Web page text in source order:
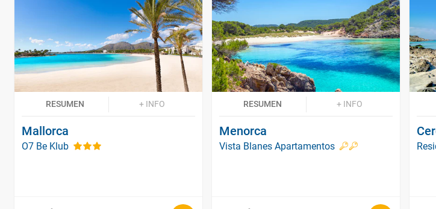
RESUMEN + INFO
Mallorca
O7 Be Klub
RESUMEN + INFO
Menorca
Vista Blanes Apartamentos